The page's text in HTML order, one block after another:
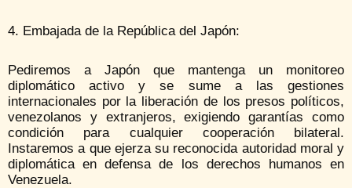
4. Embajada de la República del Japón:
Pediremos a Japón que mantenga un monitoreo
diplomático activo y se sume a las gestiones
internacionales por la liberación de los presos políticos,
venezolanos y extranjeros, exigiendo garantías como
condición para cualquier cooperación bilateral.
Instaremos a que ejerza su reconocida autoridad moral y
diplomática en defensa de los derechos humanos en
Venezuela.